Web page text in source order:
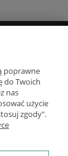
poprawne
do Twoich
nas
użycie
zgody".